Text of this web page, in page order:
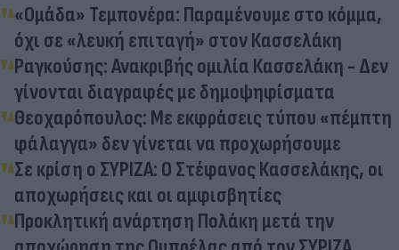
«Ομάδα» Τεμπονέρα: Παραμένουμε στο κόμμα,
όχι σε «λευκή επιταγή» στον Κασσελάκη
Ραγκούσης: Ανακριβής ομιλία Κασσελάκη - Δεν
γίνονται διαγραφές με δημοψηφίσματα
Θεοχαρόπουλος: Με εκφράσεις τύπου «πέμπτη
φάλαγγα» δεν γίνεται να προχωρήσουμε
Σε κρίση ο ΣΥΡΙΖΑ: Ο Στέφανος Κασσελάκης, οι
αποχωρήσεις και οι αμφισβητίες
Προκλητική ανάρτηση Πολάκη μετά την